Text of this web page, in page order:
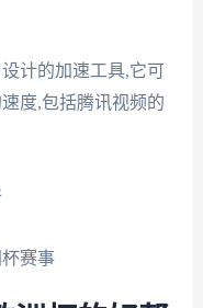
计的加速工具,它可
度,包括腾讯视频的
赛事